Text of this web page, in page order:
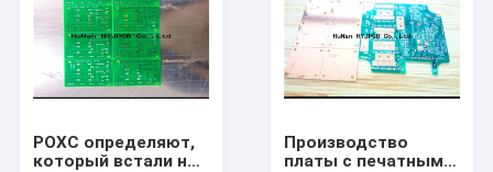
РОХС определяют,
который встали на
Производство
платы с печатным